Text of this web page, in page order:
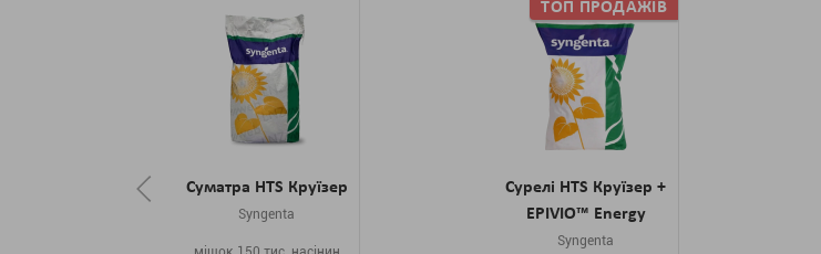
Суматра HTS Круїзер
Syngenta
Сурелі HTS Круїзер +
EPIVIO™ Energy
Syngenta